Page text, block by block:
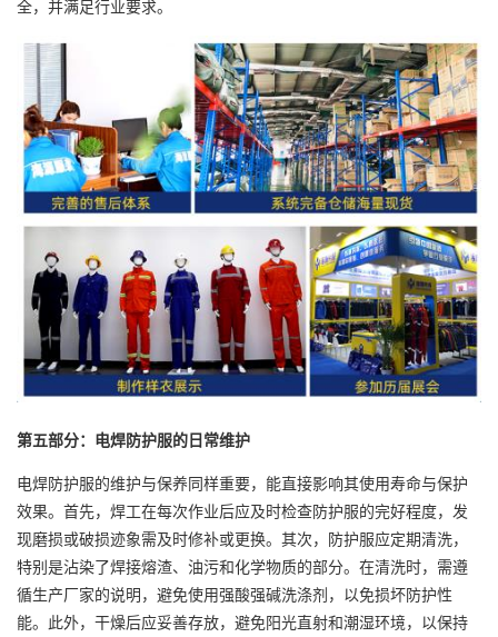
全，并满足行业要求。
第五部分：电焊防护服的日常维护
电焊防护服的维护与保养同样重要，能直接影响其使用寿命与保护
效果。首先，焊工在每次作业后应及时检查防护服的完好程度，发
现磨损或破损迹象需及时修补或更换。其次，防护服应定期清洗，
特别是沾染了焊接熔渣、油污和化学物质的部分。在清洗时，需遵
循生产厂家的说明，避免使用强酸强碱洗涤剂，以免损坏防护性
能。此外，干燥后应妥善存放，避免阳光直射和潮湿环境，以保持